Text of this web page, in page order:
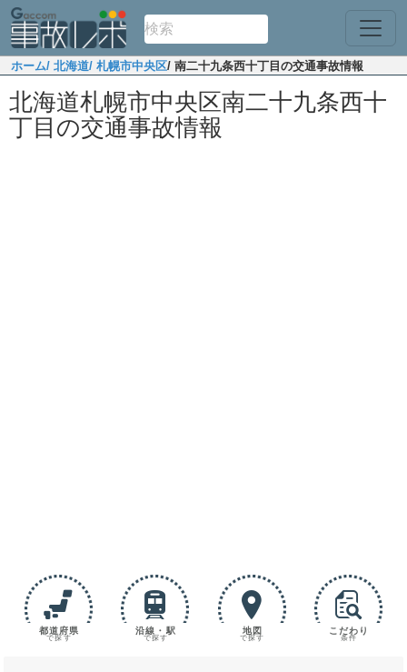
ホーム/ 北海道/ 札幌市中央区/ 南二十九条西十丁目の交通事故情報
北海道札幌市中央区南二十九条西十
丁目の交通事故情報
都道府県
で探す
沿線・駅
で探す
地図
で探す
こだわり
条件